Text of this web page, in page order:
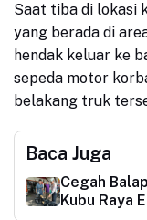
Saat tiba di lokasi
yang berada di
hendak keluar ke
sepeda motor
belakang truk
Baca Juga
Cegah
Kubu Raya